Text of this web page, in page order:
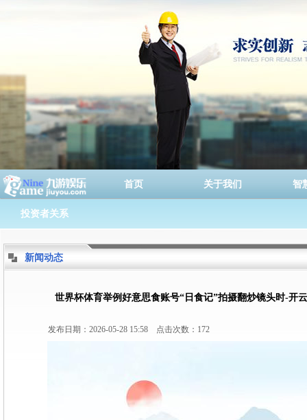
首页 关于我们 智
投资者关系
新闻动态
世界杯体育举例好意思食账号“日食记”拍摄翻炒镜头时-开
发布日期：2026-05-28 15:58 点击次数：172